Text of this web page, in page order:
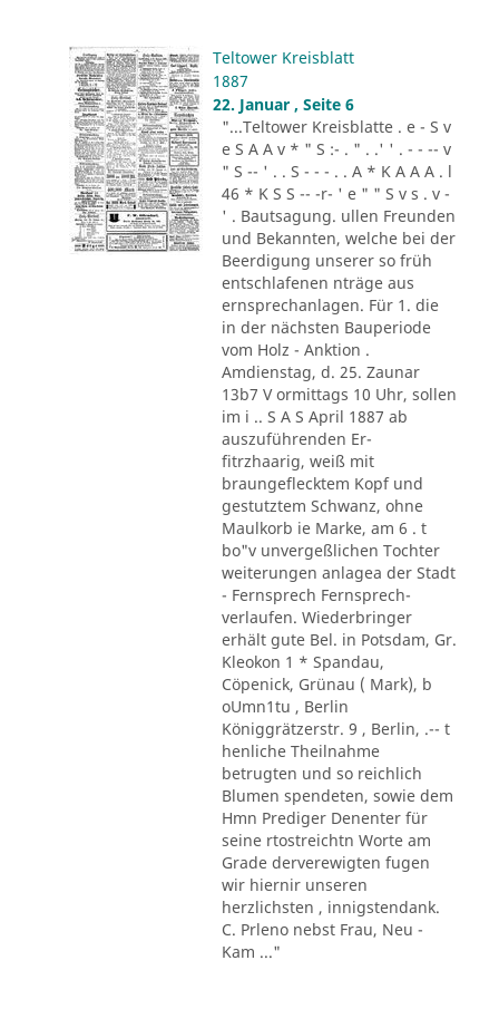
Teltower Kreisblatt
1887
22. Januar , Seite 6
"...Teltower Kreisblatte . e - S v
e S A A v * " S :- . " . .' ' . - - -- v
" S -- ' . . S - - - . . A * K A A A . l
46 * K S S -- -r- ' e " " S v s . v -
' . Bautsagung. ullen Freunden
und Bekannten, welche bei der
Beerdigung unserer so früh
entschlafenen nträge aus
ernsprechanlagen. Für 1. die
in der nächsten Bauperiode
vom Holz - Anktion .
Amdienstag, d. 25. Zaunar
13b7 V ormittags 10 Uhr, sollen
im i .. S A S April 1887 ab
auszuführenden Er-
fitrzhaarig, weiß mit
braungeflecktem Kopf und
gestutztem Schwanz, ohne
Maulkorb ie Marke, am 6 . t
bo"v unvergeßlichen Tochter
weiterungen anlagea der Stadt
- Fernsprech Fernsprech-
verlaufen. Wiederbringer
erhält gute Bel. in Potsdam, Gr.
Kleokon 1 * Spandau,
Cöpenick, Grünau ( Mark), b
oUmn1tu , Berlin
Königgrätzerstr. 9 , Berlin, .-- t
henliche Theilnahme
betrugten und so reichlich
Blumen spendeten, sowie dem
Hmn Prediger Denenter für
seine rtostreichtn Worte am
Grade derverewigten fugen
wir hiernir unseren
herzlichsten , innigstendank.
C. Prleno nebst Frau, Neu -
Kam ..."